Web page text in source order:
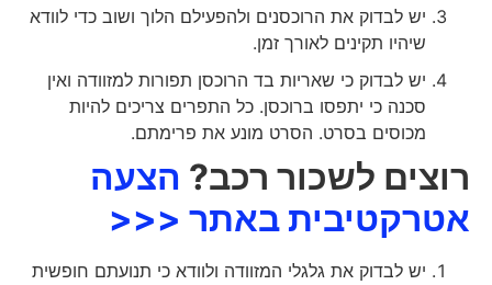
יש לבדוק את הרוכסנים ולהפעילם הלוך ושוב כדי לוודא
שיהיו תקינים לאורך זמן.
יש לבדוק כי שאריות בד הרוכסן תפורות למזוודה ואין
סכנה כי יתפסו ברוכסן. כל התפרים צריכים להיות
מכוסים בסרט. הסרט מונע את פרימתם.
רוצים לשכור רכב?הצעה
אטרקטיבית באתר <<<
יש לבדוק את גלגלי המזוודה ולוודא כי תנועתם חופשית